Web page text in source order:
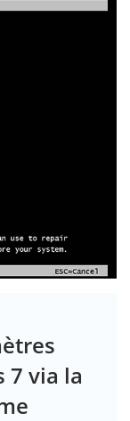
7 via la